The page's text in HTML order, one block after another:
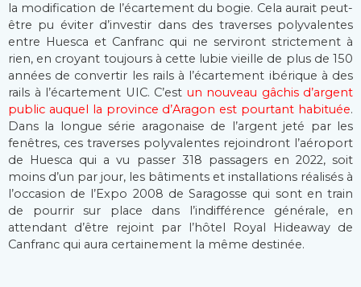
la modification de l’écartement du bogie. Cela aurait peut-
être pu éviter d’investir dans des traverses polyvalentes
entre Huesca et Canfranc qui ne serviront strictement à
rien, en croyant toujours à cette lubie vieille de plus de 150
années de convertir les rails à l’écartement ibérique à des
rails à l’écartement UIC. C’est un nouveau gâchis d’argent
public auquel la province d’Aragon est pourtant habituée.
Dans la longue série aragonaise de l’argent jeté par les
fenêtres, ces traverses polyvalentes rejoindront l’aéroport
de Huesca qui a vu passer 318 passagers en 2022, soit
moins d’un par jour, les bâtiments et installations réalisés à
l’occasion de l’Expo 2008 de Saragosse qui sont en train
de pourrir sur place dans l’indifférence générale, en
attendant d’être rejoint par l’hôtel Royal Hideaway de
Canfranc qui aura certainement la même destinée.